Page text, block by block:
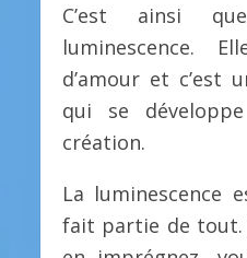
C’est ainsi
luminescence.
d’amour et c’est
qui se
création.
La luminescence
fait partie de tout.